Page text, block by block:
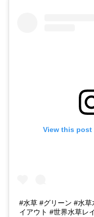
View this post
#水草 #グリーン #水
イアウト #世界水草レ